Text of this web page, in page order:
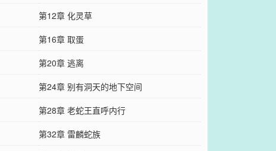
第12章 化灵草
第16章 取蛋
第20章 逃离
第24章 别有洞天的地下空间
第28章 老蛇王直呼内行
第32章 雷麟蛇族